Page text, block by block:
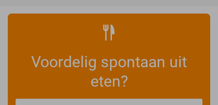
Voordelig spontaan uit
eten?